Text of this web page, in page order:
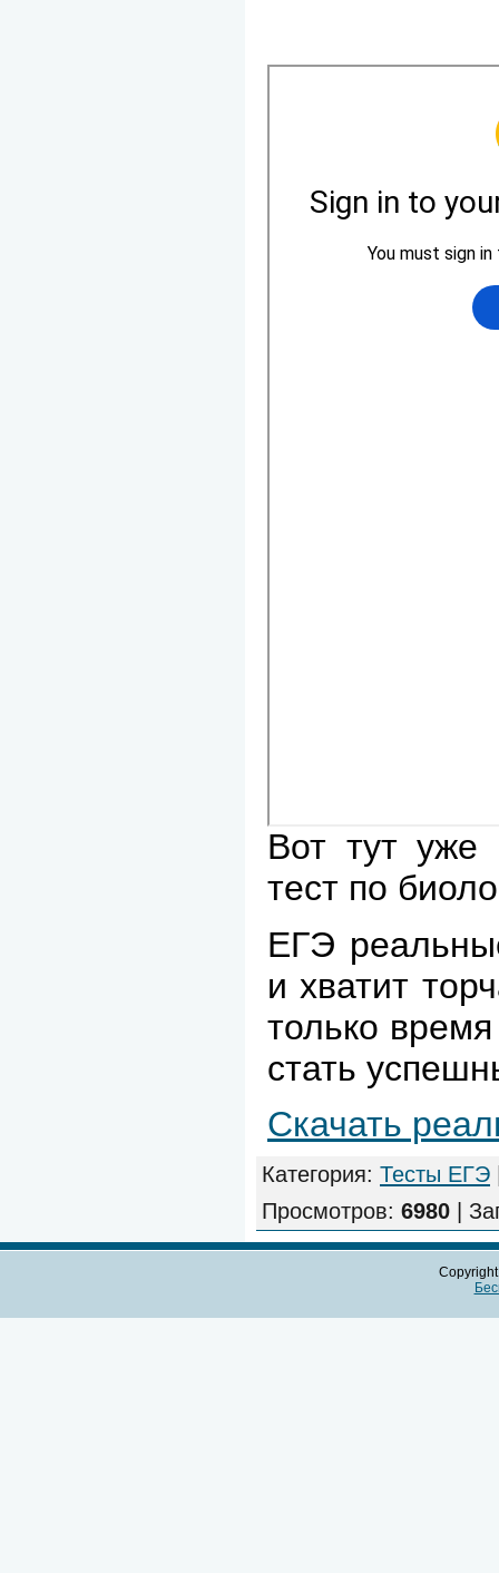
Вот тут уже
тест по
ЕГЭ
и хватит
только
стать
Скачать
Категория: Тесты ЕГЭ
Просмотров: 6980